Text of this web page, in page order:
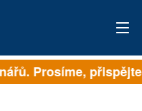
Prosíme,